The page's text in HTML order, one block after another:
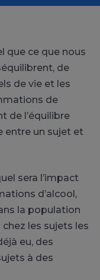
que ce que nous
de
de vie et les
de
de l’équilibre
entre un sujet et
sera l’impact
d’alcool,
la population
les sujets les
eu, des
à des